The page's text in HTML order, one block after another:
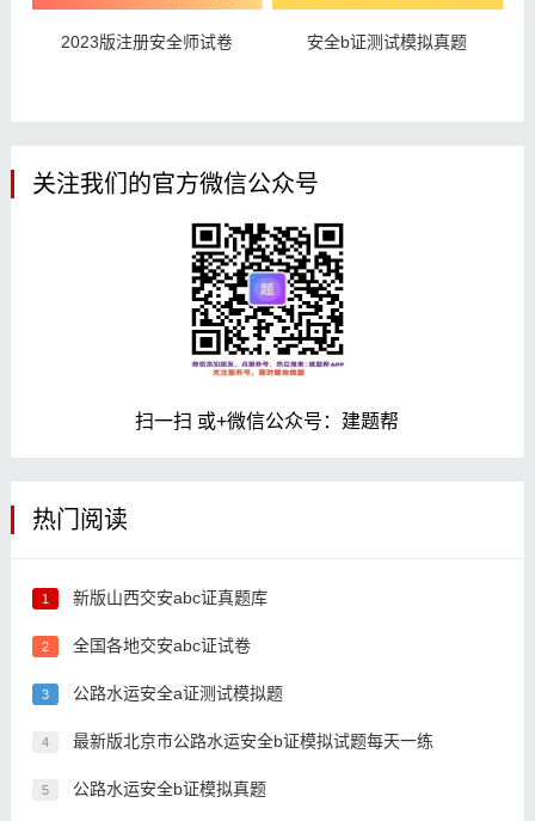
2023版注册安全师试卷 安全b证测试模拟真题
关注我们的官方微信公众号
扫一扫 或+微信公众号：建题帮
热门阅读
1 新版山西交安abc证真题库
2 全国各地交安abc证试卷
3 公路水运安全a证测试模拟题
4 最新版北京市公路水运安全b证模拟试题每天一练
5 公路水运安全b证模拟真题